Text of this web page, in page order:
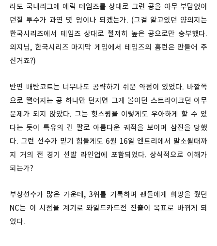
라도 국내리그에 에릭 테임즈를 상대로 그런 공을 아무 부담없이
던질 투수가 과연 몇 명이나 되겠는가. (그걸 알고있던 양의지는
한국시리즈에서 테임즈 상대로 철저히 높은 공으로만 승부했다.
의지님, 한국시리즈 마지막 게임에서 테임즈의 홈런은 만들어 주
신거죠?)
반면 배탄코트는 너무나도 공략하기 쉬운 약점이 있었다. 바깥쪽
으로 떨어지는 공 하나만 던지면 그게 볼이던 스트라이크던 아무
문제가 되지 않았다. 그는 헛스윙을 이렇게도 우아하게 할 수 있
다는 듯이 특유의 긴 팔로 아름다운 궤적을 보이며 삼진을 당했
다. 그런 선수가 믿기 힘들게도 6월 16일 엔트리에서 말소될때까
지 거의 전 경기 선발 라인업에 포함되었다. 상식적으로 이해가
되는가?
부상선수가 많은 가운데, 3위를 기록하며 팬들에게 희망을 줬던
NC는 이 시점을 계기로 와일드카드전 진출이 목표로 바뀌게 되
었다.